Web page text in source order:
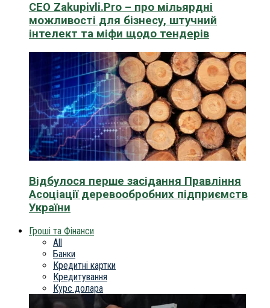
CEO Zakupivli.Pro – про мільярдні
можливості для бізнесу, штучний
інтелект та міфи щодо тендерів
Відбулося перше засідання Правління
Асоціації деревообробних підприємств
України
Гроші та Фінанси
All
Банки
Кредитні картки
Кредитування
Курс долара